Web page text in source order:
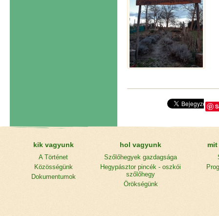
kik vagyunk
A Történet
Közösségünk
Dokumentumok
hol vagyunk
Szőlőhegyek gazdagsága
Hegypásztor pincék - oszkói
szőlőhegy
Örökségünk